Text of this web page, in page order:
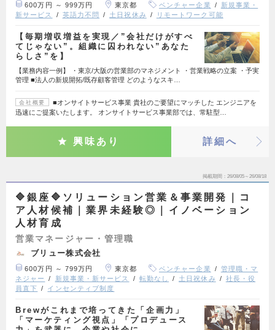
600万円 ～ 999万円 東京都 ベンチャー企業
新規事業・
新サービス
英語力不問 土日祝休み リモートワーク可能
【毎期増収増益を実現／”会社だけがすべ
てじゃない”。組織に囚われない”あなた
らしさ”を】
【業務内容一例】 ・東京/大阪の営業部のマネジメント ・営業戦略の立案 ・予実
管理 ■法人の新規開拓/既存顧客管理 どのようなスキ…
会社概要
■オンサイトサービス事業 貴社のご要望にマッチした エンジニアを
迅速にご提案いたします。 オンサイトサービス事業部では、常駐型…
興味あり 詳細へ
掲載期間 26/08/05～26/08/18
🔷銀座🔷ソリューション営業＆事業開発｜コ
ア人材候補｜業界未経験◎｜イノベーション
人材育成
営業マネージャー・管理職
ブリュー株式会社
600万円 ～ 799万円 東京都 ベンチャー企業
管理職・マ
ネジャー
新規事業・新サービス 転勤なし 土日祝休み
社長・役
員直下
インセンティブ制度
Brewがこれまで培ってきた「企画力」
「マーケティング視点」「プロデュース